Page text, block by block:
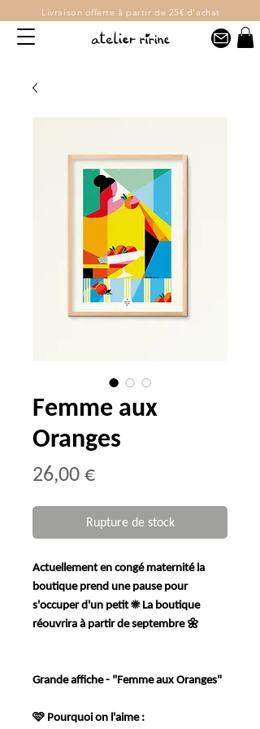
Livraison offerte à partir de 25€ d'achat
Femme aux
Oranges
26,00 €Prix
Rupture de stock
Actuellement en congé maternité la
boutique prend une pause pour
s'occuper d'un petit ☀️ La boutique
réouvrira à partir de septembre 🌼
Grande affiche - "Femme aux Oranges"
🩷 Pourquoi on l'aime :